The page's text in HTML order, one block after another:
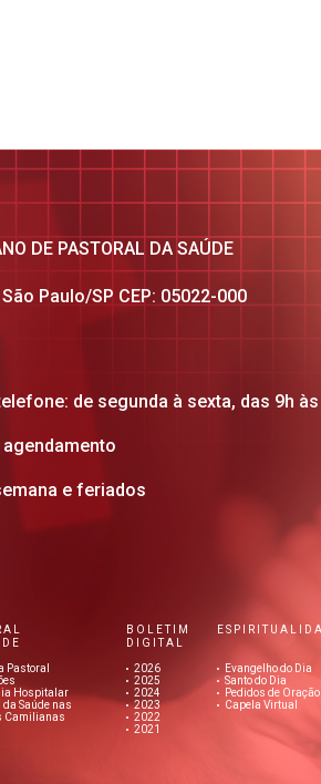
DE PASTORAL DA SAÚDE
Paulo/SP CEP: 05022-000
de segunda à sexta, das 9h às
e feriados
Pastoral
Hospitalar
da Saúde nas
Camilianas
BOLETIM
DIGITAL
2026
2025
2024
2023
2022
2021
Evangelho do Dia
Santo do Dia
Pedidos de Oração
Capela Virtual